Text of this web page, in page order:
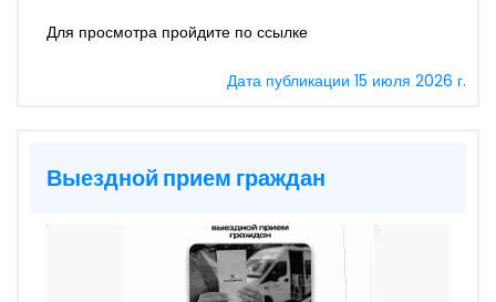
Для просмотра пройдите по ссылке
Дата публикации 15 июля 2026 г.
Выездной прием граждан